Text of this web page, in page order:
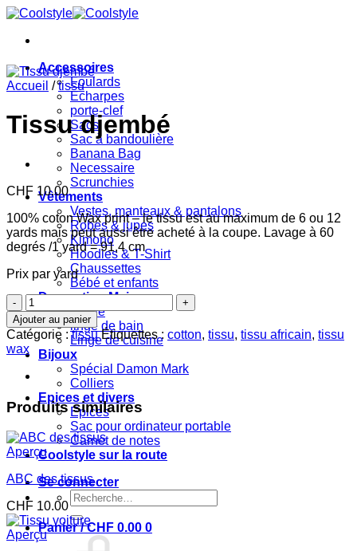
Passer
contenu
Accessoires
Foulards
Echarpes
porte-clef
Sacs
Sac à bandoulière
Banana Bag
Necessaire
Scrunchies
Vêtements
Vestes, manteaux & pantalons
Robes & jupes
Kimono
Hoodies & T-Shirt
Chaussettes
Bébé et enfants
Decoration Maison
Literie
linge de bain
Linge de cuisine
Bijoux
Spécial Damon Mark
Colliers
Epices et divers
Epices
Sac pour ordinateur portable
Carnet de notes
Coolstyle sur la route
Se connecter
Recherche
pour :
Panier /CHF 0.00 0
Accueil / tissu
Tissu djembé
CHF 10.00
100% coton Wax print – le tissu est au maximum de 6 ou 12
yards mais peut aussi être acheté à la coupe. Lavage à 60
degrés /1 yard = 91,4 cm
Prix par yard
quantité
de
Tissu
djembé
Ajouter au panier
Catégorie :tissu Étiquettes : cotton, tissu, tissu africain, tissu
wax
Produits similaires
Aperçu
ABC des tissus
CHF 10.00
Aperçu